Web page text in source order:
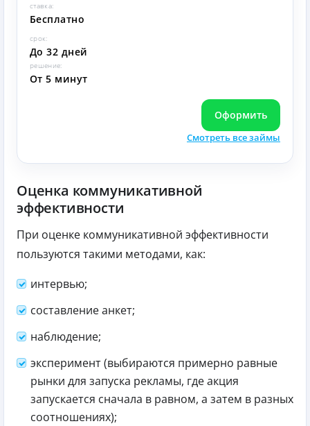
ставка:
Бесплатно
срок:
До 32 дней
решение:
От 5 минут
Оформить
Смотреть все займы
Оценка коммуникативной
эффективности
При оценке коммуникативной эффективности
пользуются такими методами, как:
интервью;
составление анкет;
наблюдение;
эксперимент (выбираются примерно равные
рынки для запуска рекламы, где акция
запускается сначала в равном, а затем в разных
соотношениях);